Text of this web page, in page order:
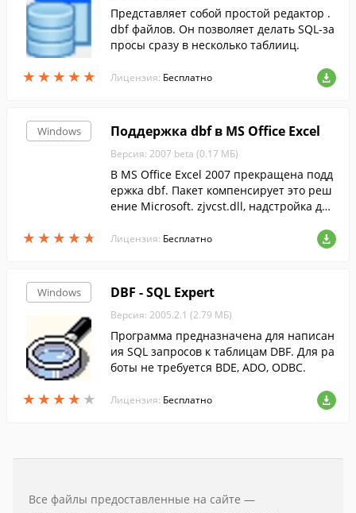
★ ★ ★ ★ ★
★ ★ ★ ★ ★
Представляет собой простой редактор .
dbf файлов. Он позволяет делать SQL-за
просы сразу в несколько таблииц.
Лицензия: Бесплатно
Windows
★ ★ ★ ★ ★
★ ★ ★ ★ ★
Поддержка dbf в MS Office Excel
Версия: 2007 beta (0.17 МБ)
В MS Office Excel 2007 прекращена подд
ержка dbf. Пакет компенсирует это реш
ение Microsoft. zjvcst.dll, надстройка для
Редактор dbf-файлов dbfedi...
Лицензия: Бесплатно
Windows
★ ★ ★ ★ ★
★ ★ ★ ★ ★
DBF - SQL Expert
Версия: 2005.2.1 (2.79 МБ)
Программа предназначена для написан
ия SQL запросов к таблицам DBF. Для ра
боты не требуется BDE, ADO, ODBC.
Лицензия: Бесплатно
Все файлы предоставленные на сайте —